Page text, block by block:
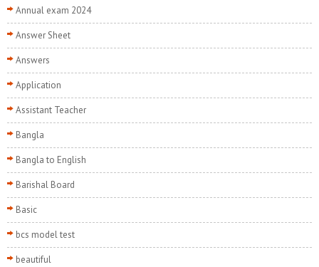
Annual exam 2024
Answer Sheet
Answers
Application
Assistant Teacher
Bangla
Bangla to English
Barishal Board
Basic
bcs model test
beautiful